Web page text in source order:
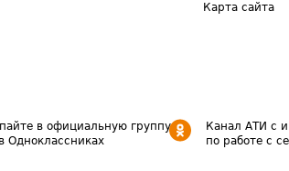
Карта сайта
в официальную группу
Одноклассниках
Канал АТИ с
по работе с